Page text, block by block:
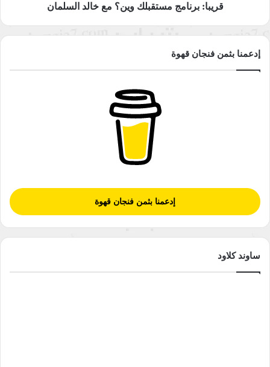
قريبا: برنامج مستقبلك وين؟ مع خالد السلمان
إدعمنا بثمن فنجان قهوة
إدعمنا بثمن فنجان قهوة
ساوند كلاود